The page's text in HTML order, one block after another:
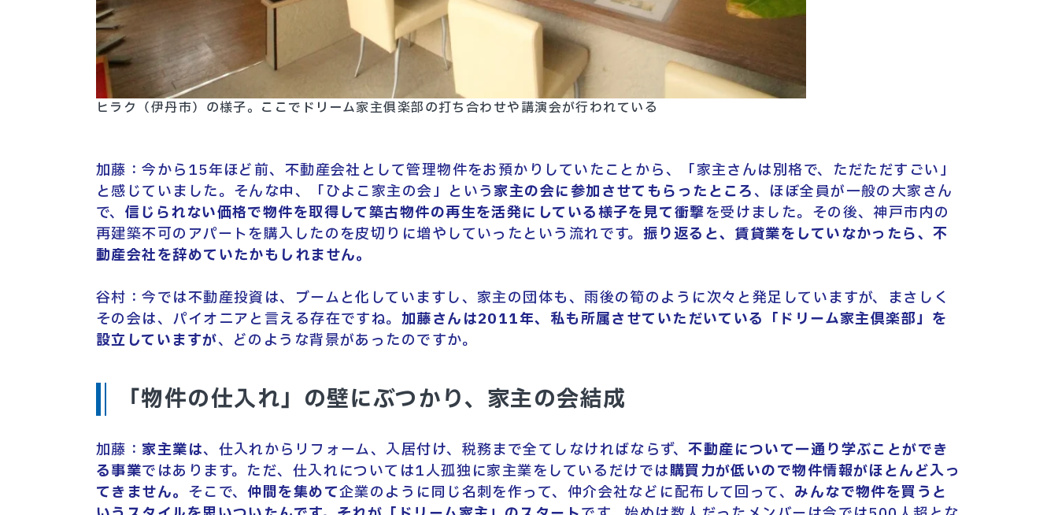
ヒラク（伊丹市）の様子。ここでドリーム家主俱楽部の打ち合わせや講演会が行われている
加藤：今から15年ほど前、不動産会社として管理物件をお預かりしていたことから、「家主さんは別格で、ただただすごい」
と感じていました。そんな中、「ひよこ家主の会」という家主の会に参加させてもらったところ、ほぼ全員が一般の大家さん
で、 信じられない価格で物件を取得して築古物件の再生を活発にしている様子を見て衝撃を受けました。その後、神戸市内の
再建築不可のアパートを購入したのを皮切りに増やしていったという流れです。 振り返ると、賃貸業をしていなかったら、不
動産会社を辞めていたかもしれません。
谷村：今では不動産投資は、ブームと化していますし、家主の団体も、雨後の筍のように次々と発足していますが、まさしく
その会は、パイオニアと言える存在ですね。 加藤さんは2011年、私も所属させていただいている「ドリーム家主倶楽部」を
設立していますが、どのような背景があったのですか。
「物件の仕入れ」の壁にぶつかり、家主の会結成
加藤： 家主業は、仕入れからリフォーム、入居付け、税務まで全てしなければならず、 不動産について一通り学ぶことができ
る事業ではあります。ただ、仕入れについては1人孤独に家主業をしているだけでは購買力が低いので物件情報がほとんど入っ
てきません。 そこで、仲間を集めて企業のように同じ名刺を作って、仲介会社などに配布して回って、 みんなで物件を買うと